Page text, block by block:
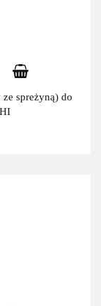
spreżyną) do